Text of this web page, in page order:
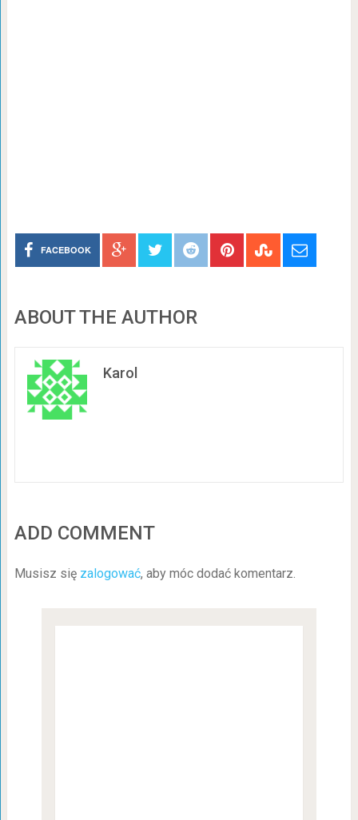
FACEBOOK
ABOUT THE AUTHOR
Karol
ADD COMMENT
Musisz się zalogować, aby móc dodać komentarz.